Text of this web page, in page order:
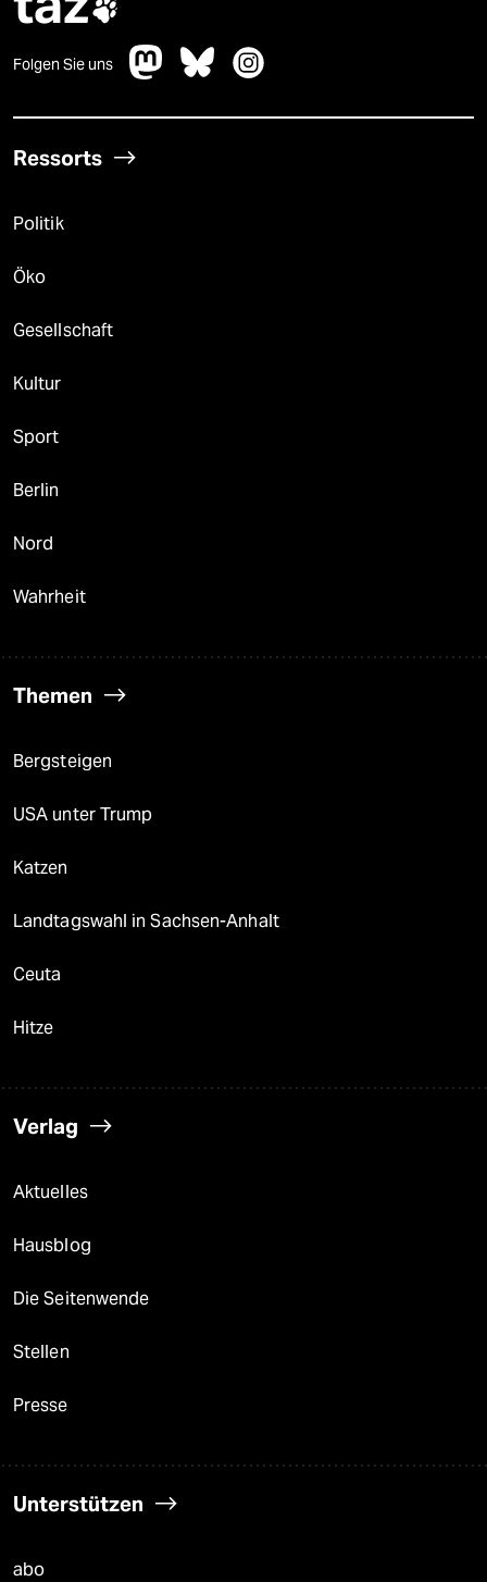

Folgen Sie uns
Ressorts
Politik
Öko
Gesellschaft
Kultur
Sport
Berlin
Nord
Wahrheit
Themen
Bergsteigen
USA unter Trump
Katzen
Landtagswahl in Sachsen-Anhalt
Ceuta
Hitze
Verlag
Aktuelles
Hausblog
Die Seitenwende
Stellen
Presse
Unterstützen
abo